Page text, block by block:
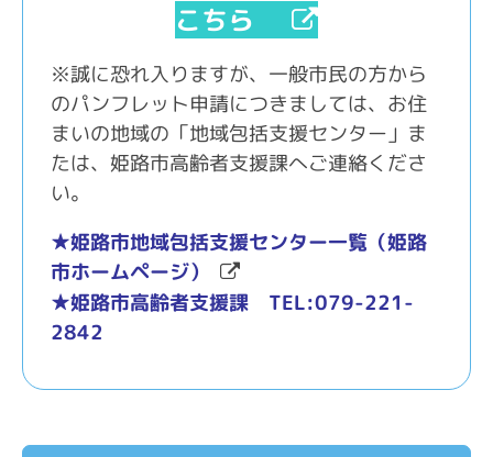
こちら
※誠に恐れ入りますが、一般市民の方から
のパンフレット申請につきましては、お住
まいの地域の「地域包括支援センター」ま
たは、姫路市高齢者支援課へご連絡くださ
い。
★姫路市地域包括支援センター一覧（姫路
市ホームページ）
★姫路市高齢者支援課 TEL:079-221-
2842